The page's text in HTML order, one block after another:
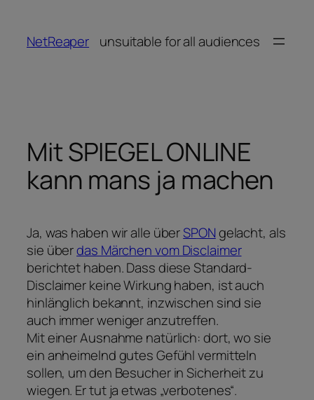
springen
NetReaper unsuitable for all audiences
Mit SPIEGEL ONLINE
kann mans ja machen
Ja, was haben wir alle überSPONgelacht, als
sie überdas Märchen vom Disclaimer
berichtet haben. Dass diese Standard-
Disclaimer keine Wirkung haben, ist auch
hinlänglich bekannt, inzwischen sind sie
auch immer weniger anzutreffen.
Mit einer Ausnahme natürlich: dort, wo sie
ein anheimelnd gutes Gefühl vermitteln
sollen, um den Besucher in Sicherheit zu
wiegen. Er tut ja etwas „verbotenes“.